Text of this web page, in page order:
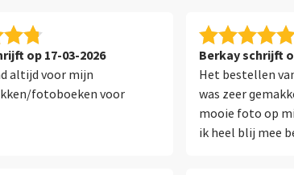
op 17-03-2026
altijd voor mijn
fotoboeken voor
Berkay schrijft
Het bestellen
was zeer
mooie foto op
ik heel blij mee